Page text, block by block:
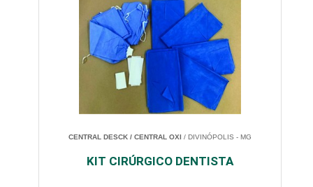
CENTRAL DESCK / CENTRAL OXI / DIVINÓPOLIS - MG
KIT CIRÚRGICO DENTISTA